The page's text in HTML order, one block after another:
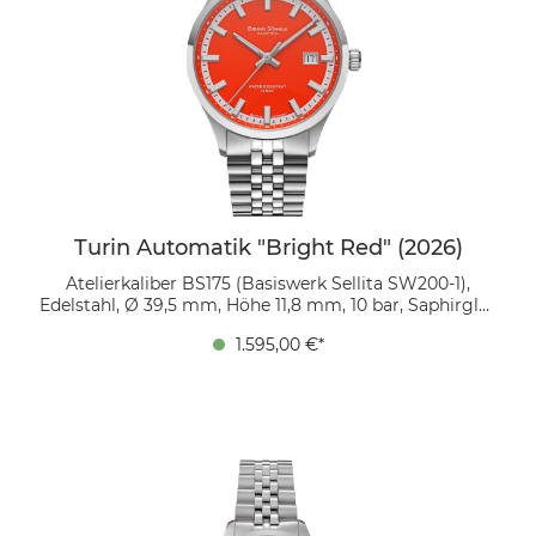
Turin Automatik "Bright Red" (2026)
Atelierkaliber BS175 (Basiswerk Sellita SW200-1),
Edelstahl, Ø 39,5 mm, Höhe 11,8 mm, 10 bar, Saphirglas
mit massiven Gliedern, Faltschließe mit
applizierten Indexen sorgt nicht nur für eine perfekte
Ablesbarkeit, sondern macht diese Uhr zu einem
echten Blickfang. Die Fakten zur Sonderedition:
Zeitlich limitiert: Dieses Modell wird ausschließlich im
1.595,00 €*